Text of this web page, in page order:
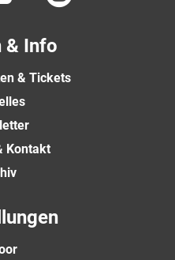
& Info
& Tickets
Kontakt